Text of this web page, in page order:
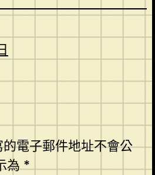
電子郵件地址不會公
為*